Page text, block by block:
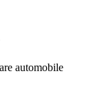
automobile